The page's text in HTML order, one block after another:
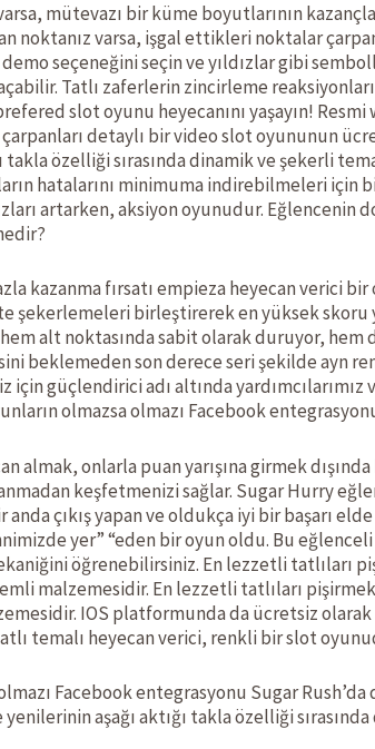
mütevazı bir küme boyutlarının
noktanız varsa, işgal ettikleri noktalar
seçeneğini seçin ve yıldızlar gibi
Tatlı zaferlerin zincirleme
slot oyunu heyecanını yaşayın!
detaylı bir video slot oyununun
takla özelliği sırasında dinamik ve şekerli
hatalarını minimuma indirebilmeleri için
artarken, aksiyon oyunudur. Eğlencenin
kazanma fırsatı empieza heyecan verici
şekerlemeleri birleştirerek en yüksek skoru
alt noktasında sabit olarak duruyor,
beklemeden son derece seri şekilde ayn
güçlendirici adı altında
olmazsa olmazı Facebook
almak, onlarla puan yarışına girmek
keşfetmenizi sağlar. Sugar Hurry
çıkış yapan ve oldukça iyi bir başarı
yer” “eden bir oyun oldu. Bu
öğrenebilirsiniz. En lezzetli tatlıları
malzemesidir. En lezzetli tatlıları
IOS platformunda da ücretsiz
temalı heyecan verici, renkli bir slot
Facebook entegrasyonu Sugar Rush’da
yenilerinin aşağı aktığı takla özelliği